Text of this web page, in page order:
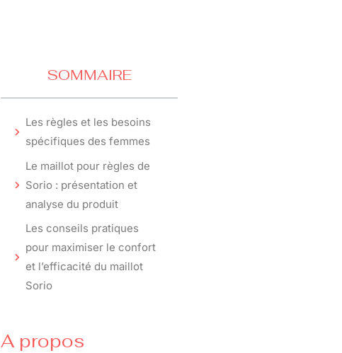
SOMMAIRE
Les règles et les besoins
spécifiques des femmes
Le maillot pour règles de
Sorio : présentation et
analyse du produit
Les conseils pratiques
pour maximiser le confort
et l’efficacité du maillot
Sorio
A propos